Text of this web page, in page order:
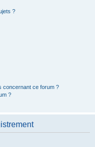
?
concernant ce forum ?
?